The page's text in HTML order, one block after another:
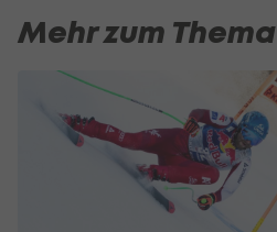
Mehr zum Thema